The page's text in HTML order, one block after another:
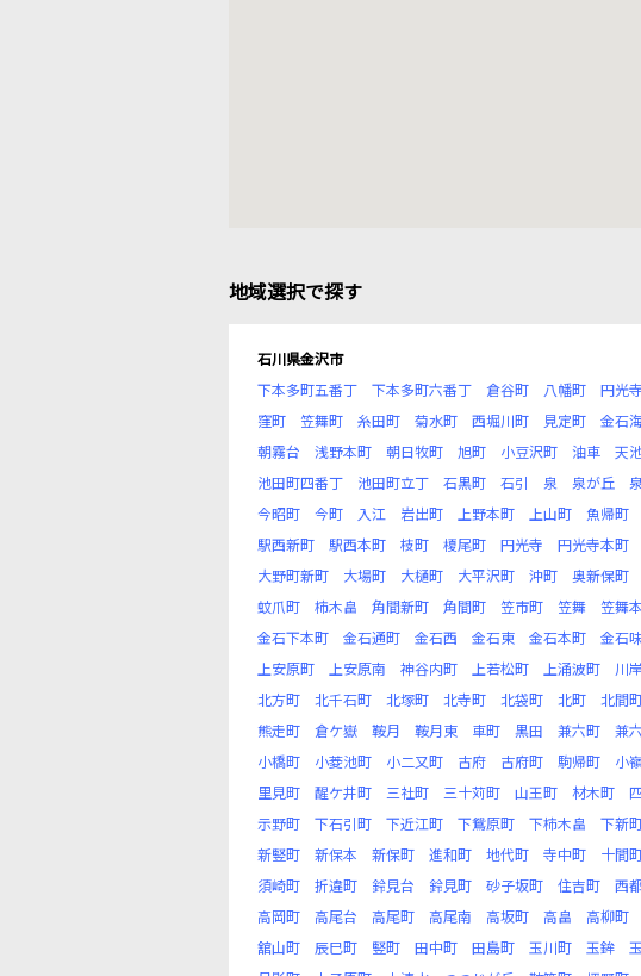
地域選択で探す
石川県金沢市
下本多町五番丁
下本多町六番丁 倉谷町 八幡町 円光
窪町
笠舞町 糸田町 菊水町 西堀川町 見定町 金石
朝霧台
浅野本町 朝日牧町 旭町 小豆沢町 油車 天
池田町四番丁
池田町立丁 石黒町 石引 泉 泉が丘
今昭町
今町 入江 岩出町 上野本町 上山町 魚帰町
駅西新町
駅西本町 枝町 榎尾町 円光寺 円光寺本町
大野町新町
大場町 大樋町 大平沢町 沖町 奥新保町
蚊爪町
柿木畠 角間新町 角間町 笠市町 笠舞 笠舞
金石下本町
金石通町 金石西 金石東 金石本町 金石
上安原町
上安原南 神谷内町 上若松町 上涌波町 川
北方町
北千石町 北塚町 北寺町 北袋町 北町 北間
熊走町
倉ケ嶽 鞍月 鞍月東 車町 黒田 兼六町 兼
小橋町
小菱池町 小二又町 古府 古府町 駒帰町 小
里見町
醒ケ井町 三社町 三十苅町 山王町 材木町
示野町
下石引町 下近江町 下鴛原町 下柿木畠 下新
新竪町
新保本 新保町 進和町 地代町 寺中町 十間
須崎町
折違町 鈴見台 鈴見町 砂子坂町 住吉町 西都
高岡町
高尾台 高尾町 高尾南 高坂町 高畠 高柳町
舘山町
辰巳町 竪町 田中町 田島町 玉川町 玉鉾